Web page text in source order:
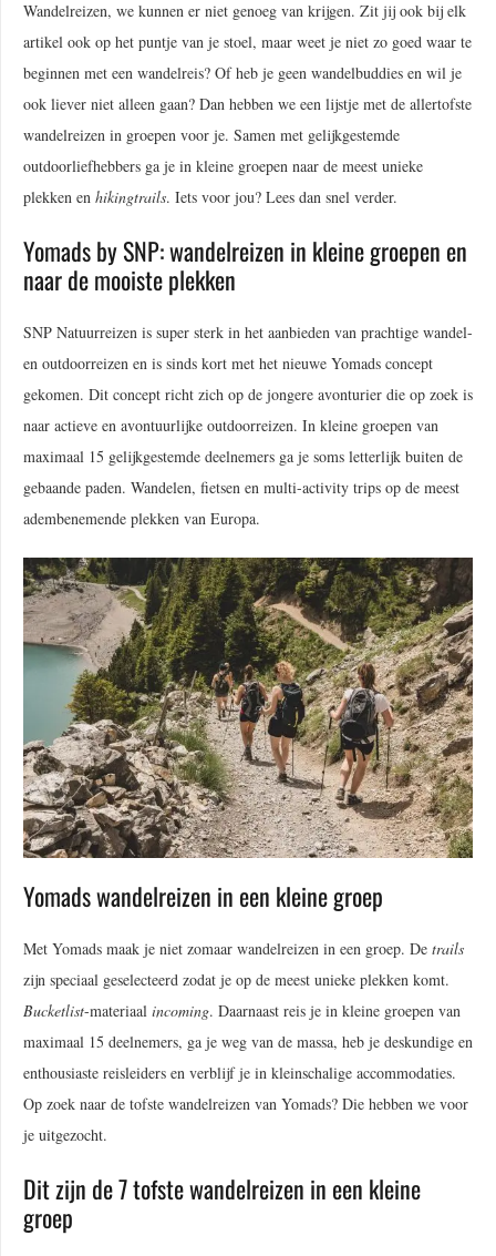
Wandelreizen, we kunnen er niet genoeg van krijgen. Zit jij ook bij elk
artikel ook op het puntje van je stoel, maar weet je niet zo goed waar te
beginnen met een wandelreis? Of heb je geen wandelbuddies en wil je
ook liever niet alleen gaan? Dan hebben we een lijstje met de allertofste
wandelreizen in groepen voor je. Samen met gelijkgestemde
outdoorliefhebbers ga je in kleine groepen naar de meest unieke
plekken en hikingtrails. Iets voor jou? Lees dan snel verder.
Yomads by SNP: wandelreizen in kleine groepen en
naar de mooiste plekken
SNP Natuurreizen is super sterk in het aanbieden van prachtige wandel-
en outdoorreizen en is sinds kort met het nieuwe Yomads concept
gekomen. Dit concept richt zich op de jongere avonturier die op zoek is
naar actieve en avontuurlijke outdoorreizen. In kleine groepen van
maximaal 15 gelijkgestemde deelnemers ga je soms letterlijk buiten de
gebaande paden. Wandelen, fietsen en multi-activity trips op de meest
adembenemende plekken van Europa.
Yomads wandelreizen in een kleine groep
Met Yomads maak je niet zomaar wandelreizen in een groep. De trails
zijn speciaal geselecteerd zodat je op de meest unieke plekken komt.
Bucketlist-materiaal incoming. Daarnaast reis je in kleine groepen van
maximaal 15 deelnemers, ga je weg van de massa, heb je deskundige en
enthousiaste reisleiders en verblijf je in kleinschalige accommodaties.
Op zoek naar de tofste wandelreizen van Yomads? Die hebben we voor
je uitgezocht.
Dit zijn de 7 tofste wandelreizen in een kleine
groep